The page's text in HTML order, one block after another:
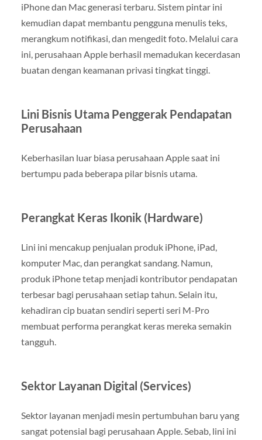
iPhone dan Mac generasi terbaru. Sistem pintar ini
kemudian dapat membantu pengguna menulis teks,
merangkum notifikasi, dan mengedit foto. Melalui cara
ini, perusahaan Apple berhasil memadukan kecerdasan
buatan dengan keamanan privasi tingkat tinggi.
Lini Bisnis Utama Penggerak Pendapatan
Perusahaan
Keberhasilan luar biasa perusahaan Apple saat ini
bertumpu pada beberapa pilar bisnis utama.
Perangkat Keras Ikonik (Hardware)
Lini ini mencakup penjualan produk iPhone, iPad,
komputer Mac, dan perangkat sandang. Namun,
produk iPhone tetap menjadi kontributor pendapatan
terbesar bagi perusahaan setiap tahun. Selain itu,
kehadiran cip buatan sendiri seperti seri M-Pro
membuat performa perangkat keras mereka semakin
tangguh.
Sektor Layanan Digital (Services)
Sektor layanan menjadi mesin pertumbuhan baru yang
sangat potensial bagi perusahaan Apple. Sebab, lini ini